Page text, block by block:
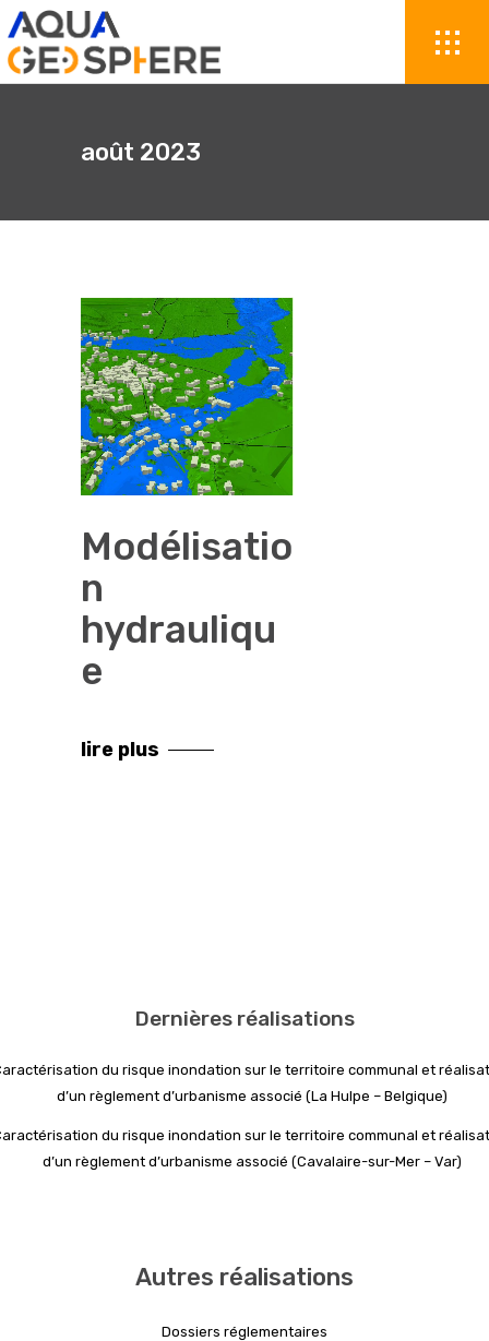
août 2023
Modélisatio
n
hydrauliqu
e
lire plus
Dernières réalisations
du risque inondation sur le territoire communal et
d’un règlement d’urbanisme associé (La Hulpe – Belgique)
du risque inondation sur le territoire communal et
d’un règlement d’urbanisme associé (Cavalaire-sur-Mer – Var)
Autres réalisations
Dossiers réglementaires